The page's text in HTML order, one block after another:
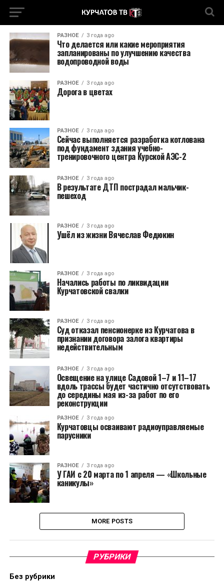
РАЗНОЕ 3 года ago
Что делается или какие мероприятия
запланированы по улучшению качества
водопроводной воды
РАЗНОЕ 3 года ago
Дорога в цветах
РАЗНОЕ 3 года ago
Сейчас выполняется разработка котлована
под фундамент здания учебно-
тренировочного центра Курской АЭС-2
РАЗНОЕ 3 года ago
В результате ДТП пострадал мальчик-
пешеход
РАЗНОЕ 3 года ago
Ушëл из жизни Вячеслав Федюкин
РАЗНОЕ 3 года ago
Начались работы по ликвидации
Курчатовской свалки
РАЗНОЕ 3 года ago
Суд отказал пенсионерке из Курчатова в
признании договора залога квартиры
недействительным
РАЗНОЕ 3 года ago
Освещение на улице Садовой 1–7 и 11–17
вдоль трассы будет частично отсутствовать
до середины мая из-за работ по его
реконструкции
РАЗНОЕ 3 года ago
Курчатовцы осваивают радиоуправляемые
парусники
РАЗНОЕ 3 года ago
У ГАИ с 20 марта по 1 апреля — «Школьные
каникулы»
MORE POSTS
РУБРИКИ
Без рубрики